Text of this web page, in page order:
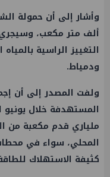
ألف متر مكعب،
التغييز الراسية
ودمياط.
ولفت المصدر إلى أن
المستهدفة خلال يونيو
ملياري قدم مكعبة من
المحلي، سواء في
كثيفة الاستهلاك